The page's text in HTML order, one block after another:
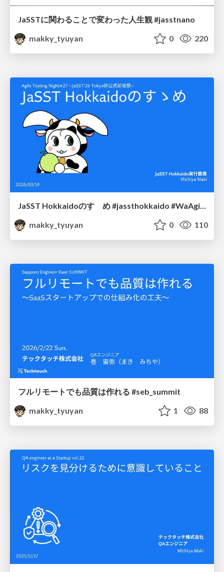
JaSSTに関わることで変わった人生観 #jasstnano
makky_tyuyan
0 220
makky_tyuyan
0 110
フルリモートでも品質は作れる #seb_summit
makky_tyuyan
1 88